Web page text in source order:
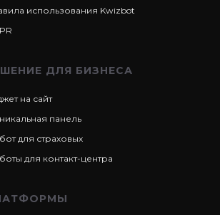
использования Kwizbot
ДЛЯ БИЗНЕСА
на сайт
панель
для страховых
для контакт-центра